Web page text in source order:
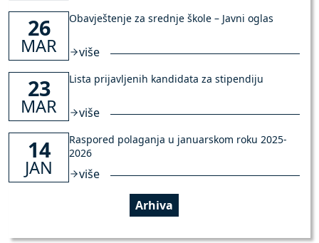
26
MAR
Obavještenje za srednje škole – Javni oglas
više
23
MAR
Lista prijavljenih kandidata za stipendiju
više
14
JAN
Raspored polaganja u januarskom roku 2025-
2026
više
Arhiva